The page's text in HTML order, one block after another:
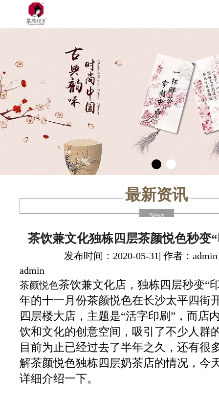
最新资讯
News
茶饮兼文化独栋四层茶颜悦色秒变
发布时间：2020-05-31| 作者：
admin
茶颜悦色茶饮兼文化店，独栋四层秒变“
年的十一月份茶颜悦色在长沙太平四街
四层楼大店，主题是“活字印刷”，而店
饮和文化的创意空间，吸引了不少人群
目前为止已经过去了半年之久，还有很
解茶颜悦色独栋四层奶茶店的情况，今
详细介绍一下。